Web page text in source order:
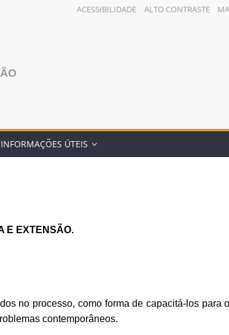
ACESSIBILIDADE ALTO CONTRASTE
INFORMAÇÕES ÚTEIS
E EXTENSÃO.
no processo, como forma de capacitá-los para
contemporâneos.